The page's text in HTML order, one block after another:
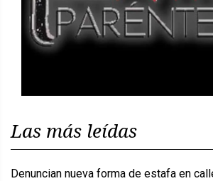
Las más leídas
Denuncian nueva forma de estafa en